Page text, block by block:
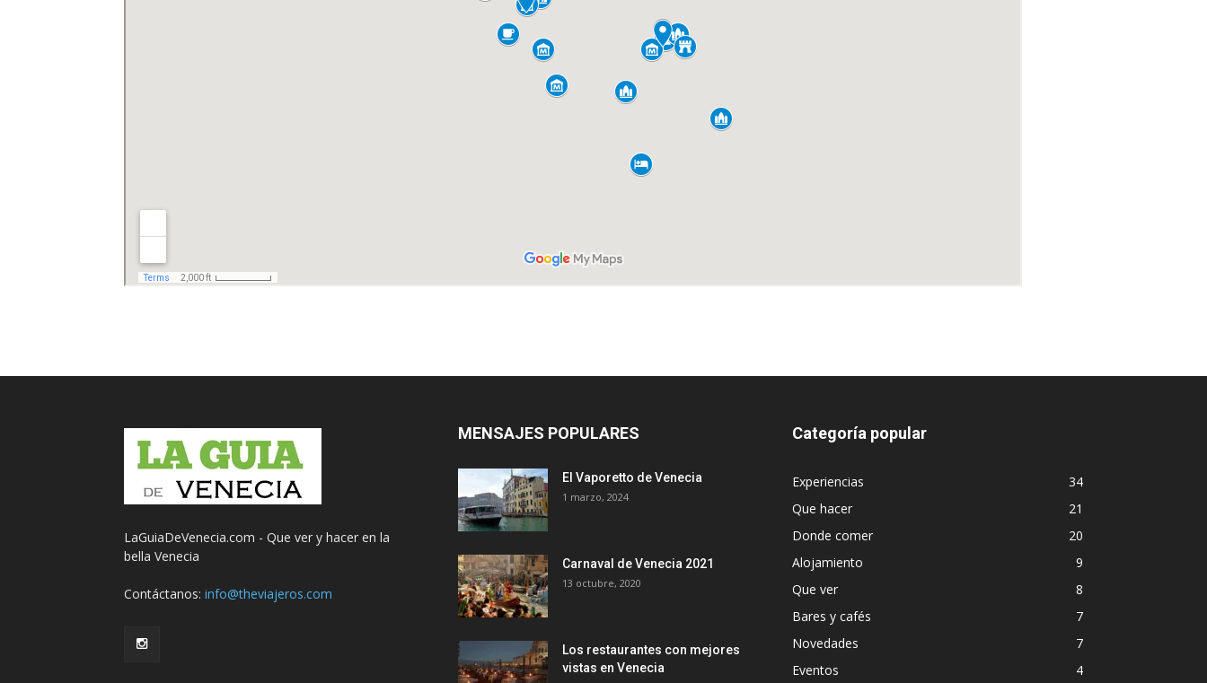
LaGuiaDeVenecia.com - Que ver y hacer en la
bella Venecia
Contáctanos: info@theviajeros.com
MENSAJES POPULARES
El Vaporetto de Venecia
1 marzo, 2024
Carnaval de Venecia 2021
13 octubre, 2020
Los restaurantes con mejores
vistas en Venecia
Categoría popular
Experiencias
34
Que hacer
21
Donde comer
20
Alojamiento
9
Que ver
8
Bares y cafés
7
Novedades
7
Eventos
4